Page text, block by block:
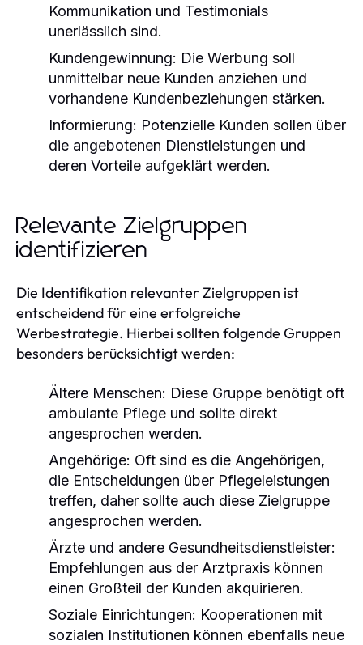
Kommunikation und Testimonials
unerlässlich sind.
Kundengewinnung: Die Werbung soll
unmittelbar neue Kunden anziehen und
vorhandene Kundenbeziehungen stärken.
Informierung: Potenzielle Kunden sollen über
die angebotenen Dienstleistungen und
deren Vorteile aufgeklärt werden.
Relevante Zielgruppen
identifizieren
Die Identifikation relevanter Zielgruppen ist
entscheidend für eine erfolgreiche
Werbestrategie. Hierbei sollten folgende Gruppen
besonders berücksichtigt werden:
Ältere Menschen: Diese Gruppe benötigt oft
ambulante Pflege und sollte direkt
angesprochen werden.
Angehörige: Oft sind es die Angehörigen,
die Entscheidungen über Pflegeleistungen
treffen, daher sollte auch diese Zielgruppe
angesprochen werden.
Ärzte und andere Gesundheitsdienstleister:
Empfehlungen aus der Arztpraxis können
einen Großteil der Kunden akquirieren.
Soziale Einrichtungen: Kooperationen mit
sozialen Institutionen können ebenfalls neue